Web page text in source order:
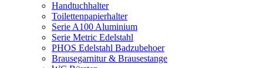
Handtuchhalter
Toilettenpapierhalter
Serie A100 Aluminium
Serie Metric Edelstahl
PHOS Edelstahl Badzubehoer
Brausegarnitur & Brausestange